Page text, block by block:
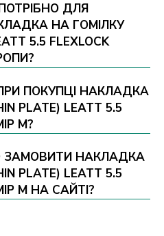
ДЛЯ
НА ГОМІЛКУ
5.5 FLEXLOCK
ПОКУПЦІ НАКЛАДКА
PLATE) LEATT 5.5
M?
ЗАМОВИТИ НАКЛАДКА
PLATE) LEATT 5.5
M НА САЙТІ?